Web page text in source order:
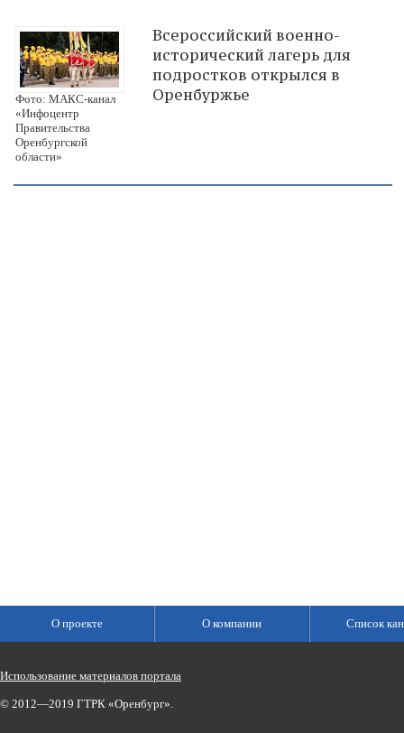
Фото: МАКС-канал
«Инфоцентр
Правительства
Оренбургской
области»
Всероссийский военно-
исторический лагерь для
подростков открылся в
Оренбуржье
О проекте О компании Список
Использование материалов портала
© 2012—2019 ГТРК «Оренбург».